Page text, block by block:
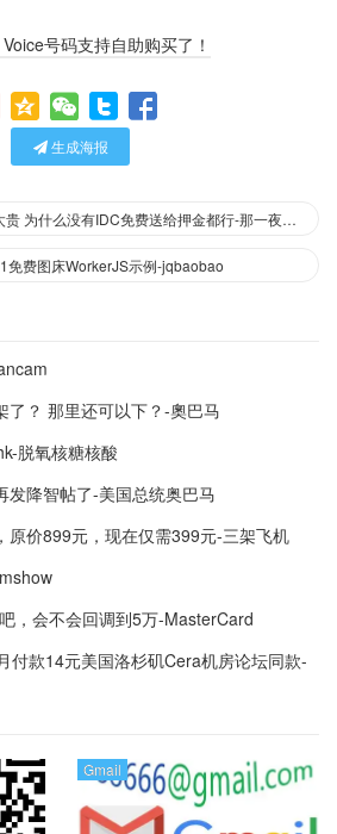
号码支持自助购买了！
生成海报
上一篇：100/月买服务器太贵 为什么没有IDC免费送给押金都行-那一夜的血
免费图床WorkerJS示例-jqbaobao
了？ 那里还可以下？-奧巴马
脱氧核糖核酸
发降智帖了-美国总统奥巴马
原价899元，现在仅需399元-三架飞机
，会不会回调到5万-MasterCard
付款14元美国洛杉矶Cera机房论坛同款-
Gmail